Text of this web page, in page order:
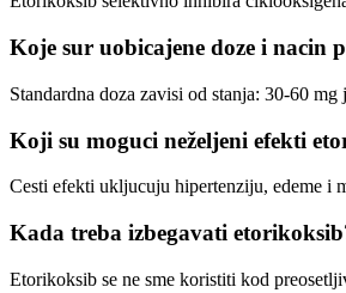
Koje sur uobicajene doze i nacin
Standardna doza zavisi od stanja: 30-60
Koji su moguci neželjeni efekti
Cesti efekti ukljucuju hipertenziju, edeme i
Kada treba izbegavati
Etorikoksib se ne sme koristiti kod